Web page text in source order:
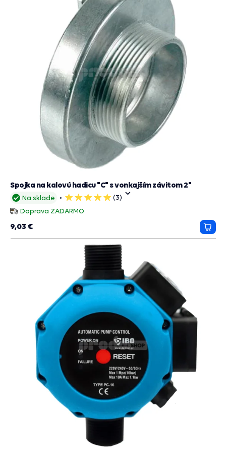
Na sklade
5
hviezdičiek
(3)
Doprava ZADARMO
Spojka na kalovú hadicu "C" s vonkajším závitom 2"
9,03 €
do